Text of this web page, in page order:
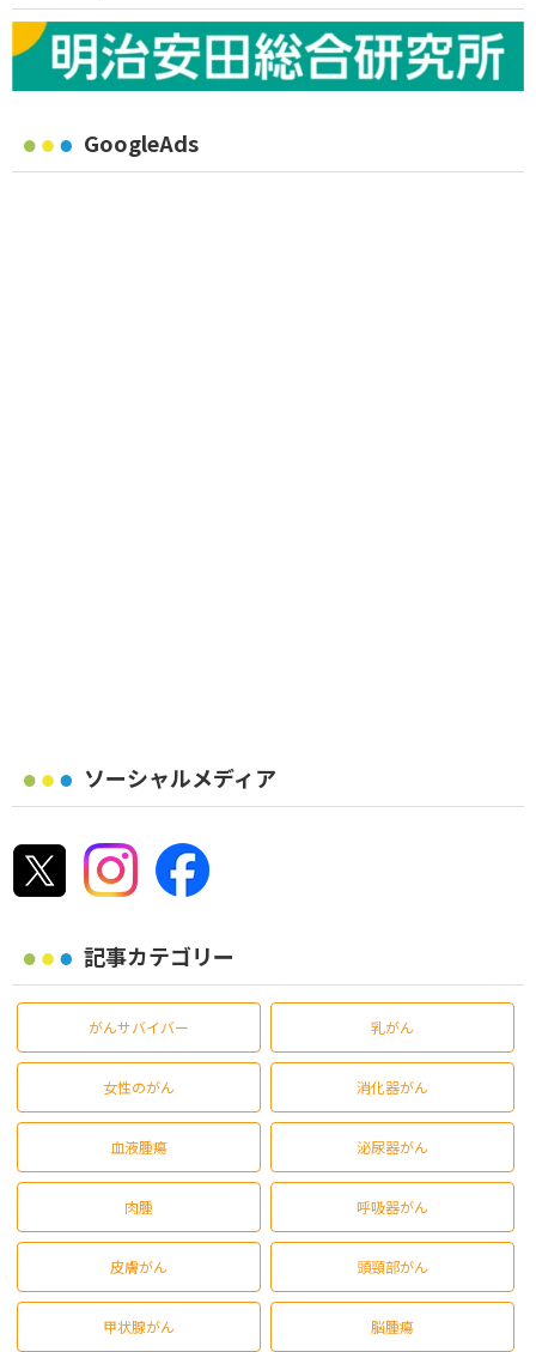
GoogleAds
ソーシャルメディア
記事カテゴリー
がんサバイバー 乳がん
女性のがん 消化器がん
血液腫瘍 泌尿器がん
肉腫 呼吸器がん
皮膚がん 頭頸部がん
甲状腺がん 脳腫瘍